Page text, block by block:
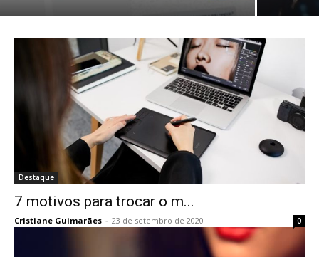
Destaque
7 motivos para trocar o m...
Cristiane Guimarães - 23 de setembro de 2020 0